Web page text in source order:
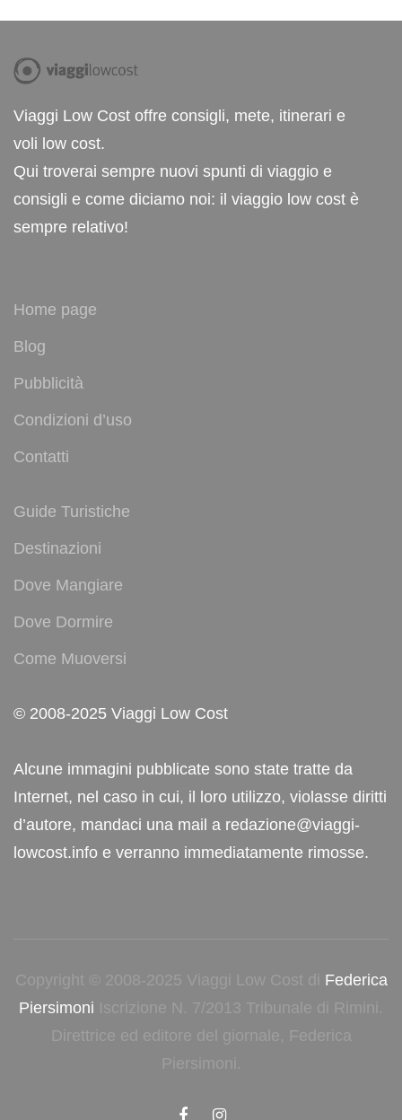
Viaggi Low Cost offre consigli, mete, itinerari e
voli low cost.
Qui troverai sempre nuovi spunti di viaggio e
consigli e come diciamo noi: il viaggio low cost è
sempre relativo!
Home page
Blog
Pubblicità
Condizioni d’uso
Contatti
Guide Turistiche
Destinazioni
Dove Mangiare
Dove Dormire
Come Muoversi
© 2008-2025 Viaggi Low Cost
Alcune immagini pubblicate sono state tratte da
Internet, nel caso in cui, il loro utilizzo, violasse diritti
d’autore, mandaci una mail a redazione@viaggi-
lowcost.info e verranno immediatamente rimosse.
Copyright © 2008-2025 Viaggi Low Cost di Federica
Piersimoni Iscrizione N. 7/2013 Tribunale di Rimini.
Direttrice ed editore del giornale, Federica
Piersimoni.